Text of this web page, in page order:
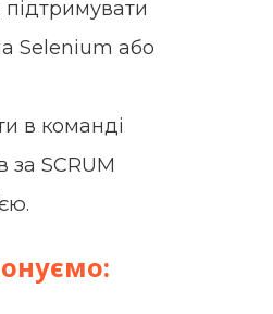
підтримувати
Selenium або
в команді
за SCRUM